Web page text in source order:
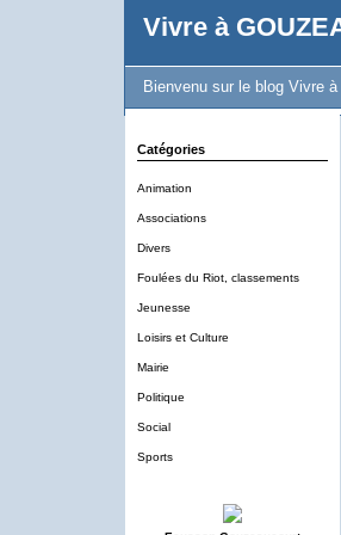
Vivre à
Bienvenu sur le blog Vivre
Catégories
Animation
Associations
Divers
Foulées du Riot, classements
Jeunesse
Loisirs et Culture
Mairie
Politique
Social
Sports